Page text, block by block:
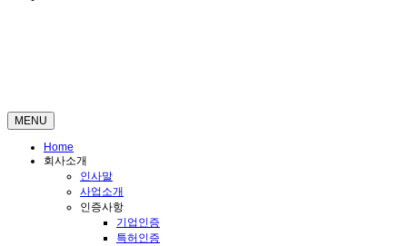
MENU
Home
회사소개
인사말
사업소개
인증사항
기업인증
특허인증